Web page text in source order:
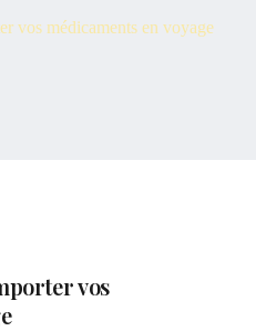
vos médicaments en voyage
vos